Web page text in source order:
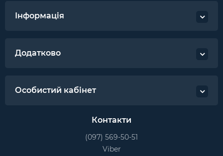
Інформація
Додатково
Особистий кабінет
Контакти
(097) 569-50-51
Viber